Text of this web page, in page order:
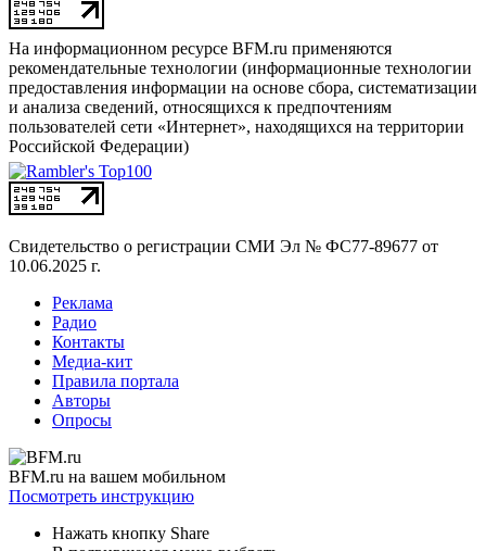
На информационном ресурсе BFM.ru применяются
рекомендательные технологии (информационные технологии
предоставления информации на основе сбора, систематизации
и анализа сведений, относящихся к предпочтениям
пользователей сети «Интернет», находящихся на территории
Российской Федерации)
Свидетельство о регистрации СМИ Эл № ФС77-89677 от
10.06.2025 г.
Реклама
Радио
Контакты
Медиа-кит
Правила портала
Авторы
Опросы
BFM.ru на вашем мобильном
Посмотреть инструкцию
Нажать кнопку Share